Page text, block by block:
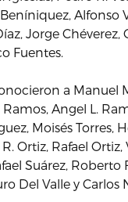
Alfonso
Jorge
Fuentes.
a Manuel
Ramos, Angel L.
Moisés Torres,
Ortiz, Rafael
Suárez, Roberto
Del Valle y Carlos